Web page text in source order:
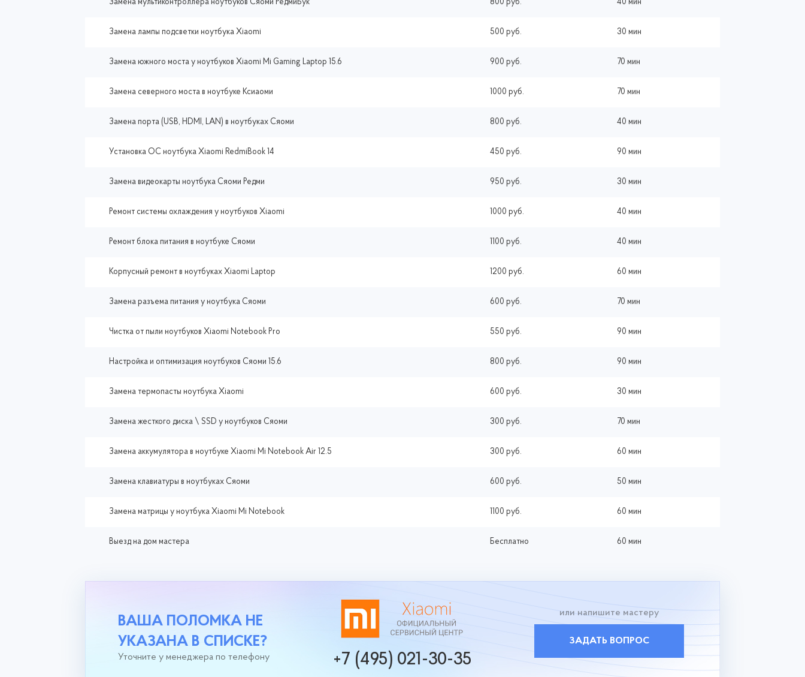
Замена мультиконтроллера ноутбуков Сяоми РедмиБук 800 руб. 40 мин
Замена лампы подсветки ноутбука Xiaomi 500 руб. 30 мин
Замена южного моста у ноутбуков Xiaomi Mi Gaming Laptop 15.6 900 руб. 70 мин
Замена северного моста в ноутбуке Ксиаоми 1000 руб. 70 мин
Замена порта (USB, HDMI, LAN) в ноутбуках Сяоми 800 руб. 40 мин
Установка ОС ноутбука Xiaomi RedmiBook 14 450 руб. 90 мин
Замена видеокарты ноутбука Сяоми Редми 950 руб. 30 мин
Ремонт системы охлаждения у ноутбуков Xiaomi 1000 руб. 40 мин
Ремонт блока питания в ноутбуке Сяоми 1100 руб. 40 мин
Корпусный ремонт в ноутбуках Xiaomi Laptop 1200 руб. 60 мин
Замена разъема питания у ноутбука Сяоми 600 руб. 70 мин
Чистка от пыли ноутбуков Xiaomi Notebook Pro 550 руб. 90 мин
Настройка и оптимизация ноутбуков Сяоми 15.6 800 руб. 90 мин
Замена термопасты ноутбука Xiaomi 600 руб. 30 мин
Замена жесткого диска \ SSD у ноутбуков Сяоми 300 руб. 70 мин
Замена аккумулятора в ноутбуке Xiaomi Mi Notebook Air 12.5 300 руб. 60 мин
Замена клавиатуры в ноутбуках Сяоми 600 руб. 50 мин
Замена матрицы у ноутбука Xiaomi Mi Notebook 1100 руб. 60 мин
Выезд на дом мастера Бесплатно 60 мин
ВАША ПОЛОМКА НЕ
УКАЗАНА В СПИСКЕ?
Уточните у менеджера по телефону +7 (495) 021-30-35
или напишите мастеру
ЗАДАТЬ ВОПРОС